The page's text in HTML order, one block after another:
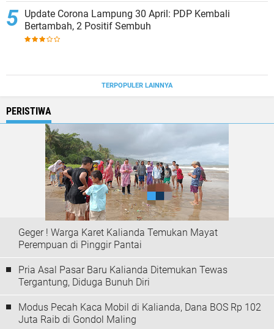
Update Corona Lampung 30 April: PDP Kembali
Bertambah, 2 Positif Sembuh
TERPOPULER LAINNYA
PERISTIWA
Geger ! Warga Karet Kalianda Temukan Mayat
Perempuan di Pinggir Pantai
Pria Asal Pasar Baru Kalianda Ditemukan Tewas
Tergantung, Diduga Bunuh Diri
Modus Pecah Kaca Mobil di Kalianda, Dana BOS Rp 102
Juta Raib di Gondol Maling